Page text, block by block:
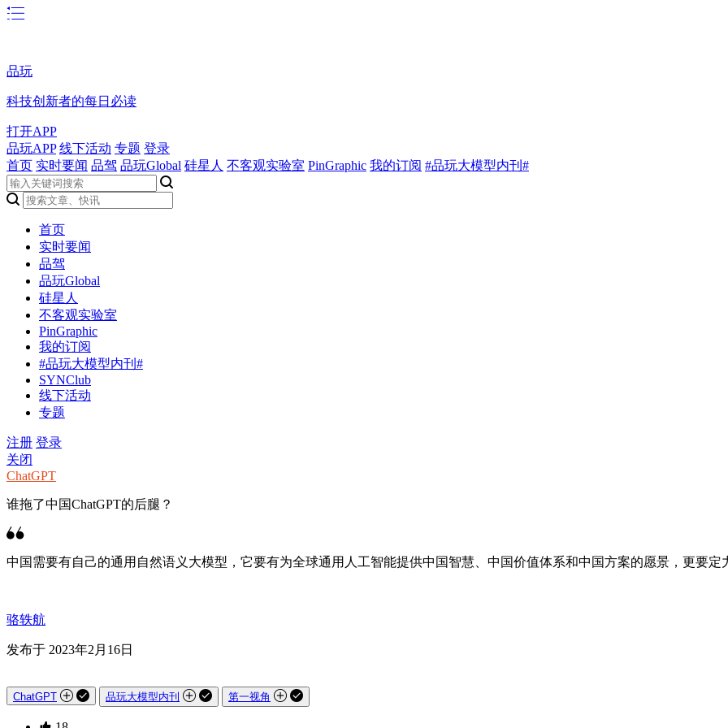
品玩
科技创新者的每日必读
打开APP
品玩APP 线下活动 专题 登录
首页 实时要闻 品驾 品玩Global 硅星人 不客观实验室 PinGraphic 我的订阅 #品玩大模型内刊#
首页
实时要闻
品驾
品玩Global
硅星人
不客观实验室
PinGraphic
我的订阅
#品玩大模型内刊#
SYNClub
线下活动
专题
注册 登录
关闭
ChatGPT
谁拖了中国ChatGPT的后腿？
中国需要有自己的通用自然语义大模型，它要有为全球通用人工智能提供中国智慧、中国价值体系和中国方案的愿景，更要定
骆轶航
发布于 2023年2月16日
ChatGPT 品玩大模型内刊 第一视角